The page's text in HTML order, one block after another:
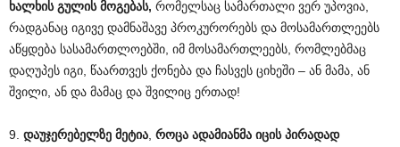
ხალხის გულის მოგებას, რომელსაც სამართალი ვერ უპოვია,
რადგანაც იგივე დამნაშავე პროკურორებს და მოსამართლეებს
აწყდება სასამართლოებში, იმ მოსამართლეებს, რომლებმაც
დაღუპეს იგი, წაართვეს ქონება და ჩასვეს ციხეში – ან მამა, ან
შვილი, ან და მამაც და შვილიც ერთად!
9. დაუჯერებელზე მეტია როცა ადამიანმა იცის პირადად